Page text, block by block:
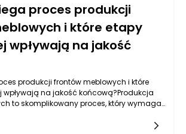
proces produkcji
i które etapy
wpływają na jakość
produkcji frontów meblowych i które
na jakość końcową?Produkcja
to skomplikowany proces, który wymaga